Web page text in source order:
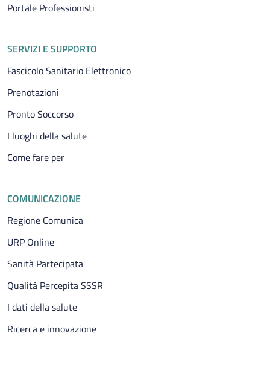
Portale Professionisti
SERVIZI E SUPPORTO
Fascicolo Sanitario Elettronico
Prenotazioni
Pronto Soccorso
I luoghi della salute
Come fare per
COMUNICAZIONE
Regione Comunica
URP Online
Sanità Partecipata
Qualità Percepita SSSR
I dati della salute
Ricerca e innovazione